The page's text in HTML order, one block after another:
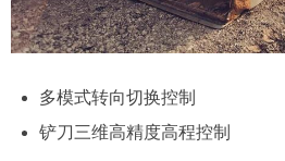
多模式转向切换控制
铲刀三维高精度高程控制